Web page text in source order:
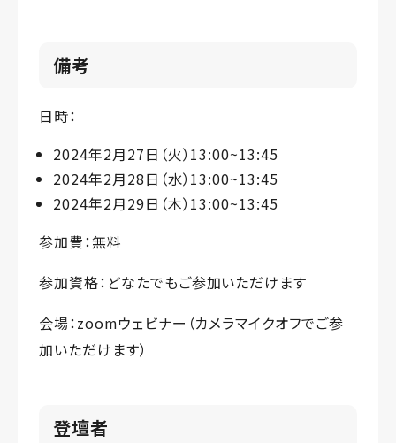
備考
日時：
2024年2月27日（火）13:00~13:45
2024年2月28日（水）13:00~13:45
2024年2月29日（木）13:00~13:45
参加費：無料
参加資格：どなたでもご参加いただけます
会場：zoomウェビナー（カメラマイクオフでご参
加いただけます）
登壇者